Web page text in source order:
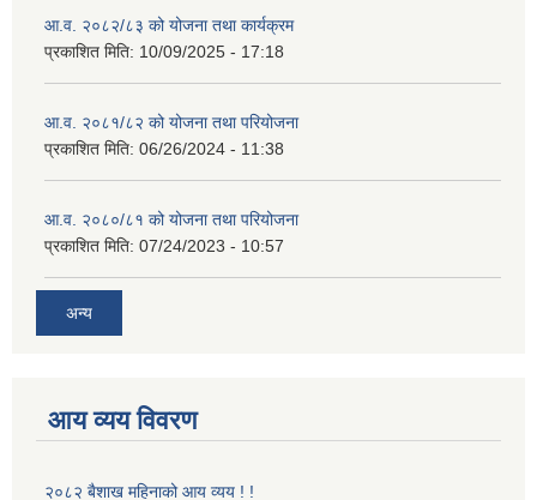
आ.व. २०८२/८३ को योजना तथा कार्यक्रम
प्रकाशित मिति: 10/09/2025 - 17:18
आ.व. २०८१/८२ को योजना तथा परियोजना
प्रकाशित मिति: 06/26/2024 - 11:38
आ.व. २०८०/८१ को योजना तथा परियोजना
प्रकाशित मिति: 07/24/2023 - 10:57
अन्य
आय व्यय विवरण
२०८२ बैशाख महिनाको आय व्यय ! !